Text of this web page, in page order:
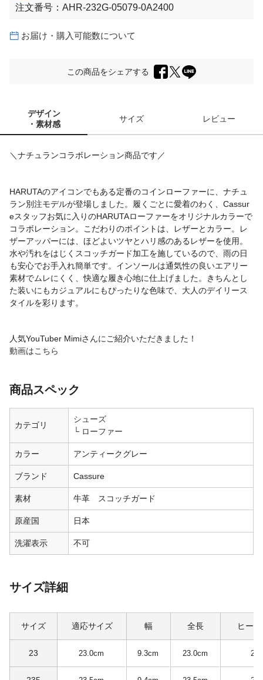
注文番号： AHR-232G-05079-0A2400
お届け・購入可能数について
この商品をシェアする
デザイン
・素材感
サイズ レビュー
＼ナチュランコラボレーション商品です／
HARUTAのアイコンでもある定番のコインローファーに、ナチュ
ラン別注モデルが登場しました。履くごとに愛着のわく、Cassur
eスタッフお気に入りのHARUTAローファーをオリジナルカラーで
コラボレーション。こだわりのポイントは、レザーとカラー。レ
ザーアッパーには、ほどよいツヤとハリ感のあるレザーを使用。
水や汚れをはじくスコッチガード加工を施しているので、雨の日
も安心でお手入れ簡単です。インソールは通気性の良いエアリー
素材でムレにくく、快適な履き心地に仕上げました。きちんとし
た装いにもカジュアルにもぴったりな色味で、大人のデイリース
タイルを彩ります。
人気YouTuber Mimiさんにご紹介いただきました！
動画はこちら
商品スペック
カテゴリ
シューズ
ローファー
カラー アンティークグレー
ブランド Cassure
素材 牛革 スコッチガード
原産国 日本
洗濯表示 不可
サイズ詳細
サイズ 適応サイズ 幅 全長 ヒー
23 23.0cm 9.3cm 23.0cm